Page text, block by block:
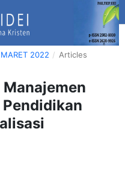
2022 / Articles